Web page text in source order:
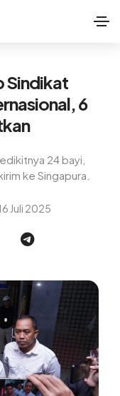
Sindikat
6
24 bayi,
ke Singapura.
Juli 2025